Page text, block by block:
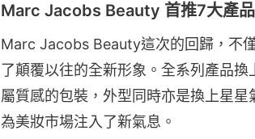
Marc Jacobs Beauty 首推7大產
Marc Jacobs Beauty這次的回歸，不
了顛覆以往的全新形象。全系列產品
屬質感的包裝，外型同時亦是換上星星
為美妝市場注入了新氣息。